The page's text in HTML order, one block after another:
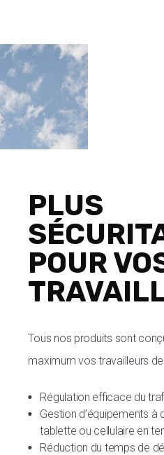
PLUS
POUR
Tous nos produits sont
maximum vos travailleurs
Régulation efficace du
Gestion d’équipements à
tablette ou cellulaire en
Réduction du temps de